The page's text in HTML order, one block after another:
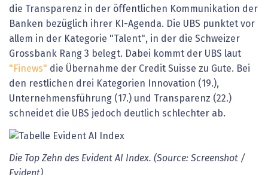
die Transparenz in der öffentlichen Kommunikation der
Banken bezüglich ihrer KI-Agenda. Die UBS punktet vor
allem in der Kategorie "Talent", in der die Schweizer
Grossbank Rang 3 belegt. Dabei kommt der UBS laut
"Finews" die Übernahme der Credit Suisse zu Gute. Bei
den restlichen drei Kategorien Innovation (19.),
Unternehmensführung (17.) und Transparenz (22.)
schneidet die UBS jedoch deutlich schlechter ab.
Die Top Zehn des Evident AI Index. (Source: Screenshot /